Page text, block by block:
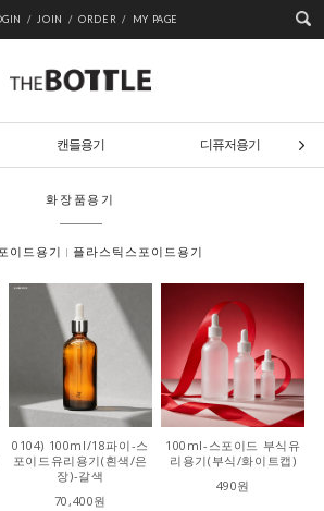
/ JOIN / ORDER / MY PAGE
캔들용기 디퓨저용기
화장품용기
이드용기 플라스틱스포이드용기
0104) 100ml/18파이-스
포이드유리용기(흰색/은
장)-갈색
70,400원
100ml-스포이드 부식유
리용기(부식/화이트캡)
490원